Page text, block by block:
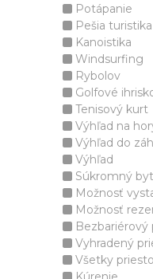
Potápanie
Pešia turistika
Kanoistika
Windsurfing
Rybolov
Golfové
Tenisový kurt
Výhľad na
Výhľad do
Výhľad
Súkromný
Možnosť
Možnosť
Bezbariérový
Vyhradený
Všetky